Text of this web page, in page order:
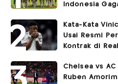
Indonesia
Piala AFF 2026
Kata-Kata
Usai Resmi
Kontrak di
Chelsea vs AC
Ruben Amorim